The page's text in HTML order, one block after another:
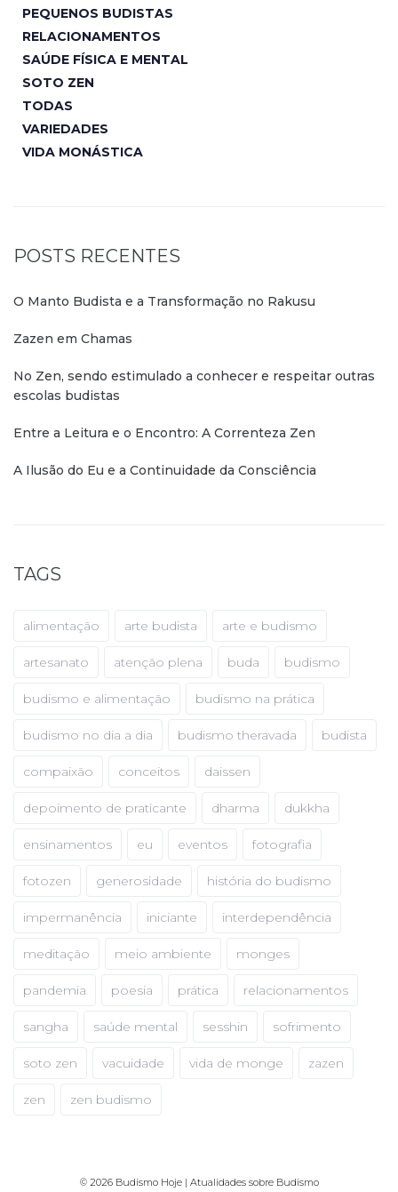
PEQUENOS BUDISTAS
RELACIONAMENTOS
SAÚDE FÍSICA E MENTAL
SOTO ZEN
TODAS
VARIEDADES
VIDA MONÁSTICA
POSTS RECENTES
O Manto Budista e a Transformação no Rakusu
Zazen em Chamas
No Zen, sendo estimulado a conhecer e respeitar outras
escolas budistas
Entre a Leitura e o Encontro: A Correnteza Zen
A Ilusão do Eu e a Continuidade da Consciência
TAGS
alimentação arte budista arte e budismo
artesanato atenção plena buda budismo
budismo e alimentação budismo na prática
budismo no dia a dia budismo theravada budista
compaixão conceitos daissen
depoimento de praticante dharma dukkha
ensinamentos eu eventos fotografia
fotozen generosidade história do budismo
impermanência iniciante interdependência
meditação meio ambiente monges
pandemia poesia prática relacionamentos
sangha saúde mental sesshin sofrimento
soto zen vacuidade vida de monge zazen
zen zen budismo
© 2026 Budismo Hoje | Atualidades sobre Budismo